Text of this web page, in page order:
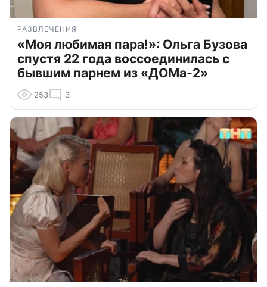
РАЗВЛЕЧЕНИЯ
«Моя любимая пара!»: Ольга Бузова
спустя 22 года воссоединилась с
бывшим парнем из «ДОМа-2»
253 3